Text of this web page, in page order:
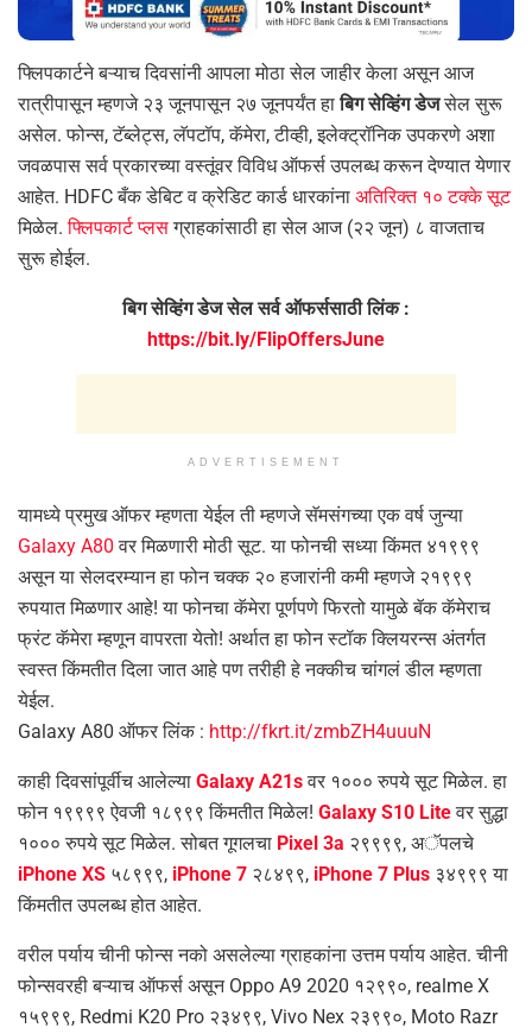
फ्लिपकार्टने बऱ्याच दिवसांनी आपला मोठा सेल जाहीर केला असून आज
रात्रीपासून म्हणजे २३ जूनपासून २७ जूनपर्यंत हाबिग सेव्हिंग डेजसेल सुरू
असेल. फोन्स, टॅब्लेट्स, लॅपटॉप, कॅमेरा, टीव्ही, इलेक्ट्रॉनिक उपकरणे अशा
जवळपास सर्व प्रकारच्या वस्तूंवर विविध ऑफर्स उपलब्ध करून देण्यात येणार
आहेत. HDFC बँक डेबिट व क्रेडिट कार्ड धारकांना अतिरिक्त १० टक्के सूट
मिळेल.फ्लिपकार्ट प्लसग्राहकांसाठी हा सेल आज (२२ जून) ८ वाजताच
सुरू होईल.
बिग सेव्हिंग डेज सेल सर्व ऑफर्ससाठी लिंक :
https://bit.ly/FlipOffersJune
ADVERTISEMENT
यामध्ये प्रमुख ऑफर म्हणता येईल ती म्हणजे सॅमसंगच्या एक वर्ष जुन्या
Galaxy A80 वर मिळणारी मोठी सूट. या फोनची सध्या किंमत ४१९९९
असून या सेलदरम्यान हा फोन चक्क २० हजारांनी कमी म्हणजे २१९९९
रुपयात मिळणार आहे! या फोनचा कॅमेरा पूर्णपणे फिरतो यामुळे बॅक कॅमेराच
फ्रंट कॅमेरा म्हणून वापरता येतो! अर्थात हा फोन स्टॉक क्लियरन्स अंतर्गत
स्वस्त किंमतीत दिला जात आहे पण तरीही हे नक्कीच चांगलं डील म्हणता
येईल.
Galaxy A80 ऑफर लिंक : http://fkrt.it/zmbZH4uuuN
काही दिवसांपूर्वीच आलेल्या Galaxy A21s वर १००० रुपये सूट मिळेल. हा
फोन १९९९९ ऐवजी १८९९९ किंमतीत मिळेल! Galaxy S10 Liteवर सुद्धा
१००० रुपये सूट मिळेल. सोबत गूगलचा Pixel 3a २९९९९, अॅपलचे
iPhone XS ५८९९९, iPhone 7 २८४९९, iPhone 7 Plus ३४९९९ या
किंमतीत उपलब्ध होत आहेत.
वरील पर्याय चीनी फोन्स नको असलेल्या ग्राहकांना उत्तम पर्याय आहेत. चीनी
फोन्सवरही बऱ्याच ऑफर्स असून Oppo A9 2020 १२९९०, realme X
१५९९९, Redmi K20 Pro २३४९९, Vivo Nex २३९९०, Moto Razr